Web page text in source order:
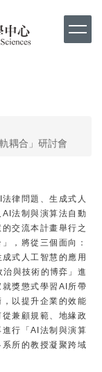
耦合」研討會
律問題、生成式人
法制與演算法自動
交流本計畫舉行之
，將從三個面向：
式人工智慧的應用
與技術的博弈」進
獎懲式學習AI所帶
以提升企業的效能
兼顧規範、地緣政
行「AI法制與演算
所的教授凝聚跨域